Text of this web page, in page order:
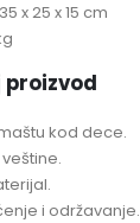
x 25 x 15 cm
kod dece.
i održavanje.